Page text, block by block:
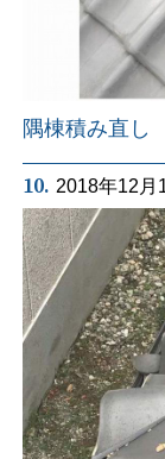
隅棟積み直し
10. 2018年12月